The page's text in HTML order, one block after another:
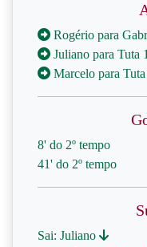
Rogério para
Juliano para Tuta
Marcelo para
8' do 2º tempo
41' do 2º tempo
Sai: Juliano